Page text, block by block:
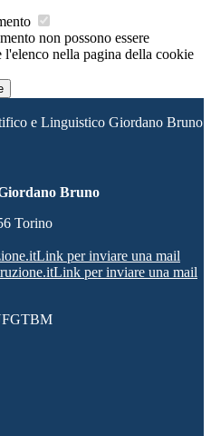
non possono essere
nella pagina della cookie
e Linguistico Giordano Bruno
Bruno
Torino
Link per inviare una mail
Link per inviare una mail